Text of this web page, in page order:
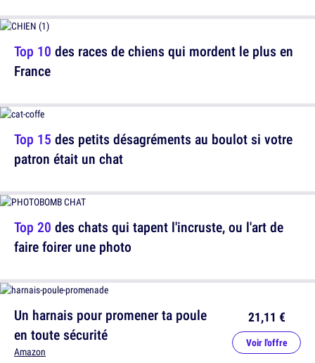
Top 15 des petits désagréments au boulot si votre
patron était un chat
Un harnais pour promener ta poule
en toute sécurité
Amazon
21,11 €
Voir l'offre
Top 10 des races de chiens qui mordent le plus en
France
Top 20 des chats qui tapent l'incruste, ou l'art de
faire foirer une photo